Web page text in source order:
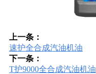
上一条：
速护全合成汽油机油
下一条：
T护9000全合成汽油机油